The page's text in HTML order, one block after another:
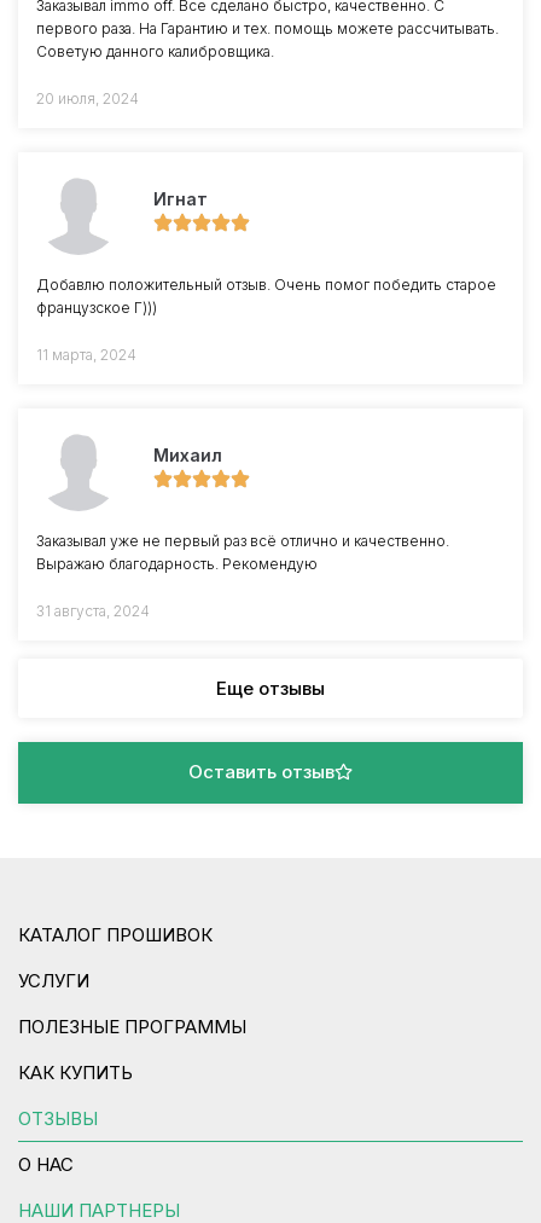
Заказывал immo off. Все сделано быстро, качественно. С
первого раза. На Гарантию и тех. помощь можете рассчитывать.
Советую данного калибровщика.
20 июля, 2024
Игнат
Добавлю положительный отзыв. Очень помог победить старое
французское Г)))
11 марта, 2024
Михаил
Заказывал уже не первый раз всё отлично и качественно.
Выражаю благодарность. Рекомендую
31 августа, 2024
Еще отзывы
Оставить отзыв
КАТАЛОГ ПРОШИВОК
УСЛУГИ
ПОЛЕЗНЫЕ ПРОГРАММЫ
КАК КУПИТЬ
ОТЗЫВЫ
О НАС
НАШИ ПАРТНЕРЫ